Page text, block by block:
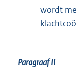
wordt
Paragraaf II